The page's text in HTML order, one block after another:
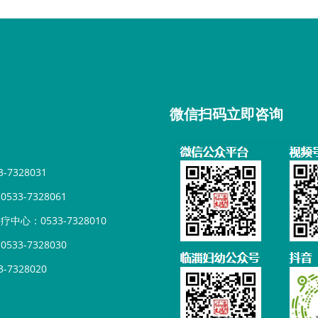
7328031
7328061
中心：0533-7328010
7328030
7328020
微信扫码立即咨询